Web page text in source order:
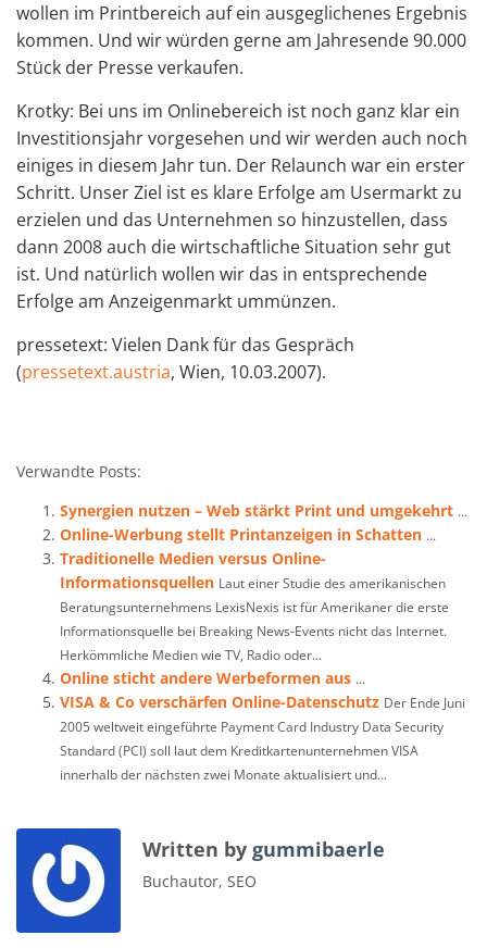
wollen im Printbereich auf ein ausgeglichenes Ergebnis
kommen. Und wir würden gerne am Jahresende 90.000
Stück der Presse verkaufen.
Krotky: Bei uns im Onlinebereich ist noch ganz klar ein
Investitionsjahr vorgesehen und wir werden auch noch
einiges in diesem Jahr tun. Der Relaunch war ein erster
Schritt. Unser Ziel ist es klare Erfolge am Usermarkt zu
erzielen und das Unternehmen so hinzustellen, dass
dann 2008 auch die wirtschaftliche Situation sehr gut
ist. Und natürlich wollen wir das in entsprechende
Erfolge am Anzeigenmarkt ummünzen.
pressetext: Vielen Dank für das Gespräch
(pressetext.austria, Wien, 10.03.2007).
Verwandte Posts:
Synergien nutzen – Web stärkt Print und umgekehrt ...
Online-Werbung stellt Printanzeigen in Schatten ...
Traditionelle Medien versus Online-
Informationsquellen Laut einer Studie des amerikanischen
Beratungsunternehmens LexisNexis ist für Amerikaner die erste
Informationsquelle bei Breaking News-Events nicht das Internet.
Herkömmliche Medien wie TV, Radio oder...
Online sticht andere Werbeformen aus ...
VISA & Co verschärfen Online-Datenschutz Der Ende Juni
2005 weltweit eingeführte Payment Card Industry Data Security
Standard (PCI) soll laut dem Kreditkartenunternehmen VISA
innerhalb der nächsten zwei Monate aktualisiert und...
Written by gummibaerle
Buchautor, SEO